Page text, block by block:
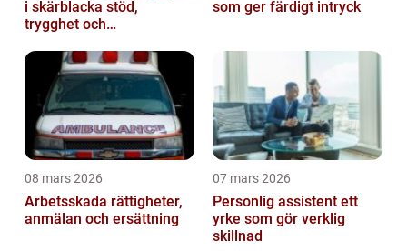
i skärblacka stöd,
trygghet och
som ger färdigt intryck
08 mars 2026
Arbetsskada rättigheter,
anmälan och ersättning
07 mars 2026
Personlig assistent ett
yrke som gör verklig
skillnad